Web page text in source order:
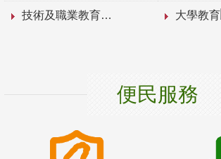
技術及職業教育 大學教育
便民服務